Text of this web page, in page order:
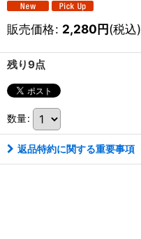
販売価格: 2,280円(税込)
残り9点
数量:
返品特約に関する重要事項